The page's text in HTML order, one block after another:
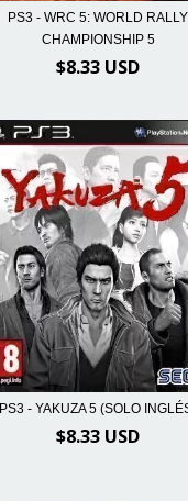
PS3 - WRC 5: WORLD RALLY
CHAMPIONSHIP 5
$8.33 USD
PS3 - YAKUZA 5 (SOLO
$8.33 USD